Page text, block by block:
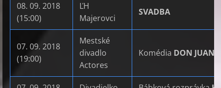
08. 09. 2018
(15:00)
ĽH
Majerovci
SVADBA
07. 09. 2018
(19:00)
Mestské
divadlo
Actores
Komédia DON JUAN